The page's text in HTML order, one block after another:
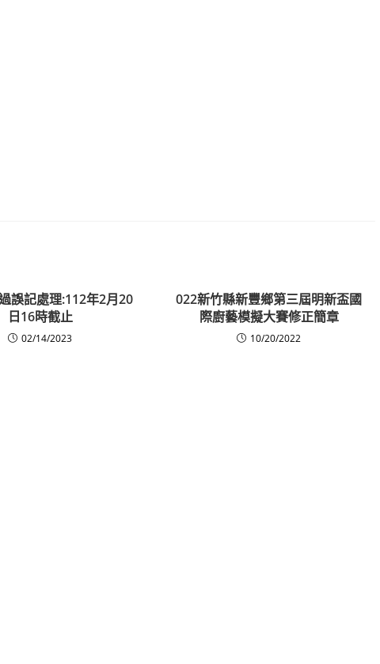
誤記處理:112年2月20
日16時截止
02/14/2023
022新竹縣新豐鄉第三屆明新盃國
際廚藝模擬大賽修正簡章
10/20/2022